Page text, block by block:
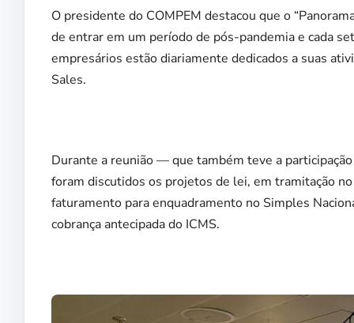
O presidente do COMPEM destacou que o
de entrar em um período de pós-pandemia e cada
empresários estão diariamente dedicados a suas
Sales.
Durante a reunião — que também teve a
foram discutidos os projetos de lei, em tramitação
faturamento para enquadramento no Simples
cobrança antecipada do ICMS.